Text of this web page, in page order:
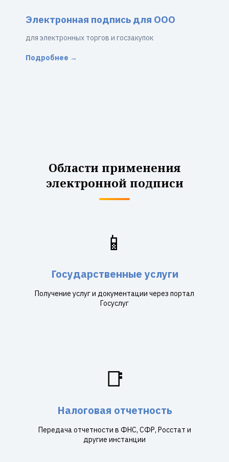
Электронная подпись для ООО
для электронных торгов и госзакупок
Подробнее →
Области применения
электронной подписи
📱
Государственные услуги
Получение услуг и документации через портал
Госуслуг
📑
Налоговая отчетность
Передача отчетности в ФНС, СФР, Росстат и
другие инстанции